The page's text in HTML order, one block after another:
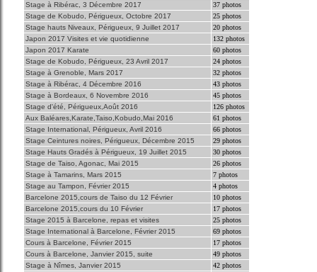
Stage à Ribérac, 3 Décembre 2017
37 photos
Stage de Kobudo, Périgueux, Octobre 2017
25 photos
Stage hauts Niveaux, Périgueux, 9 Juillet 2017
20 photos
Japon 2017 Visites et vie quotidienne
132 photos
Japon 2017 Karate
60 photos
Stage de Kobudo, Périgueux, 23 Avril 2017
24 photos
Stage à Grenoble, Mars 2017
32 photos
Stage à Ribérac, 4 Décembre 2016
43 photos
Stage à Bordeaux, 6 Novembre 2016
45 photos
Stage d'été, Périgueux,Août 2016
126 photos
Aux Baléares,Karate,Taiso,Kobudo,Mai 2016
61 photos
Stage International, Périgueux, Avril 2016
66 photos
Stage Ceintures noires, Périgueux, Décembre 2015
29 photos
Stage Hauts Gradés à Périgueux, 19 Juillet 2015
30 photos
Stage de Taiso, Agonac, Mai 2015
26 photos
Stage à Tamarins, Mars 2015
7 photos
Stage au Tampon, Février 2015
4 photos
Barcelone 2015,cours de Taiso du 12 Février
10 photos
Barcelone 2015,cours du 10 Février
17 photos
Stage 2015 à Barcelone, repas et visites
25 photos
Stage International à Barcelone, Février 2015
69 photos
Cours à Barcelone, Février 2015
17 photos
Cours à Barcelone, Janvier 2015, suite
49 photos
Stage à Nîmes, Janvier 2015
42 photos